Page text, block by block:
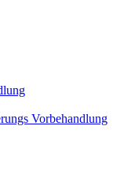
Vorbehandlung